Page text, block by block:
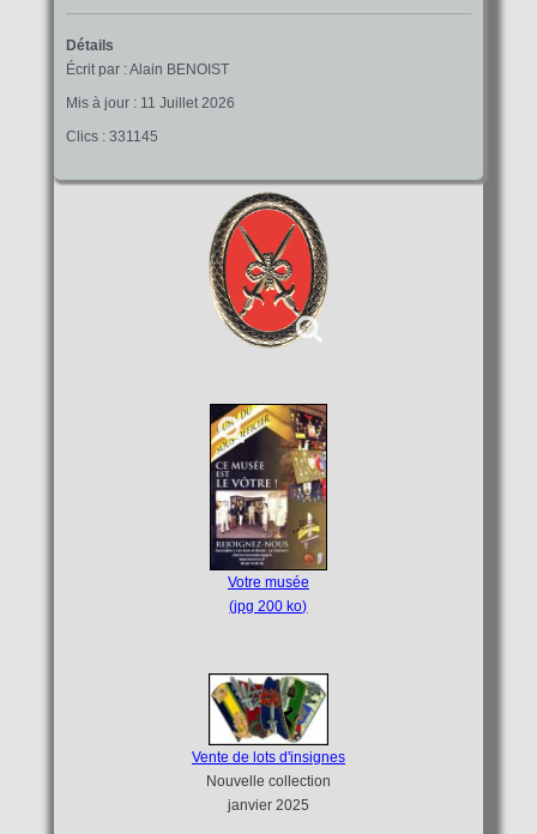
Détails
Écrit par :Alain BENOIST
Mis à jour : 11 Juillet 2026
Clics : 331145
Votre musée
(jpg 200 ko)
Vente de lots d'insignes
Nouvelle collection
janvier 2025